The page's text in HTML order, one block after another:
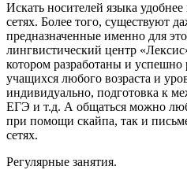
Искать носителей языка
сетях. Более того, существуют
предназначенные именно для
лингвистический центр
котором разработаны и
учащихся любого возраста и
индивидуально, подготовка к
ЕГЭ и т.д. А общаться можно
при помощи скайпа, так и
сетях.
Регулярные занятия.